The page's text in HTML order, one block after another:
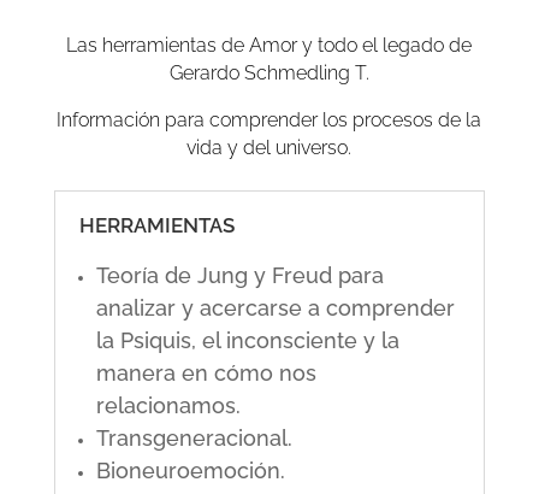
Las herramientas de Amor y todo el legado de
Gerardo Schmedling T.
Información para comprender los procesos de la
vida y del universo.
HERRAMIENTAS
Teoría de Jung y Freud para
analizar y acercarse a comprender
la Psiquis, el inconsciente y la
manera en cómo nos
relacionamos.
Transgeneracional.
Bioneuroemoción.